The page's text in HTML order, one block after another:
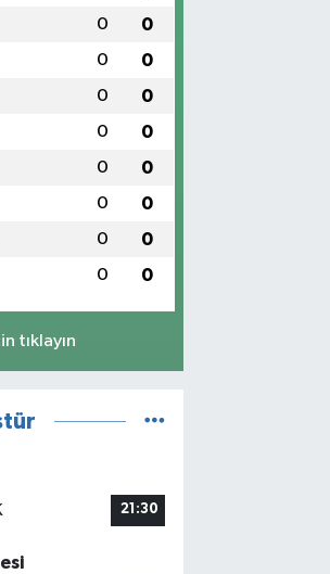
0 0
0 0
0 0
0 0
0 0
0 0
0 0
0 0
tıklayın
21:30